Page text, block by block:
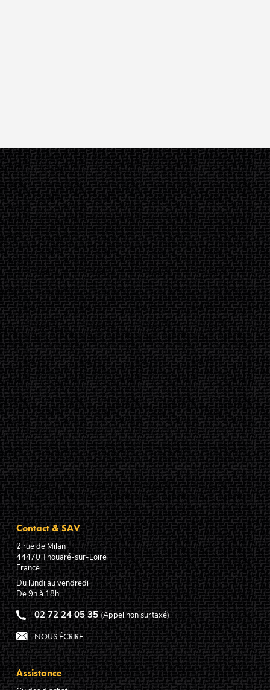
Contact & SAV
2 rue de Milan
44470Thouaré-sur-Loire
France
Du lundi au vendredi
De 9h à 18h
02 72 24 05 35 (Appel non surtaxé)
NOUS ÉCRIRE
Assistance